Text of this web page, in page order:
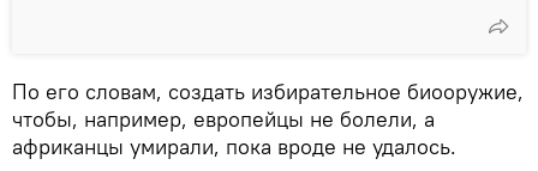
По его словам, создать избирательное биооружие,
чтобы, например, европейцы не болели, а
африканцы умирали, пока вроде не удалось.